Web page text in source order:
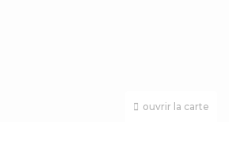
ouvrir la carte